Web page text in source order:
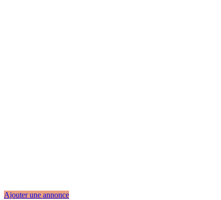
Ajouter une annonce